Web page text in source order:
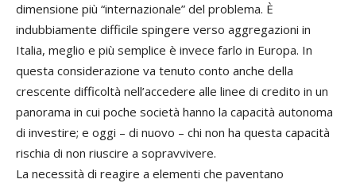
dimensione più “internazionale” del problema. È
indubbiamente difficile spingere verso aggregazioni in
Italia, meglio e più semplice è invece farlo in Europa. In
questa considerazione va tenuto conto anche della
crescente difficoltà nell’accedere alle linee di credito in un
panorama in cui poche società hanno la capacità autonoma
di investire; e oggi – di nuovo – chi non ha questa capacità
rischia di non riuscire a sopravvivere.
La necessità di reagire a elementi che paventano